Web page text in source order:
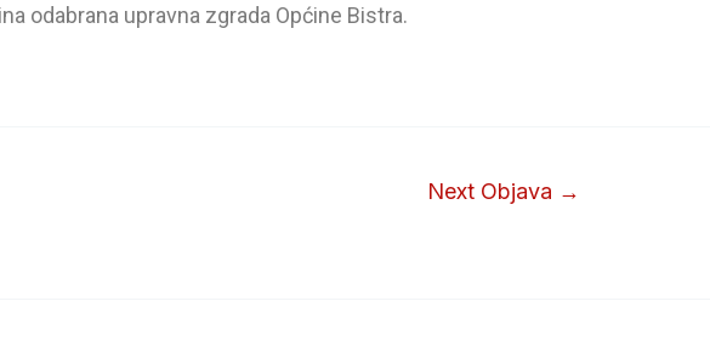
odabrana upravna zgrada Općine Bistra.
Next Objava →